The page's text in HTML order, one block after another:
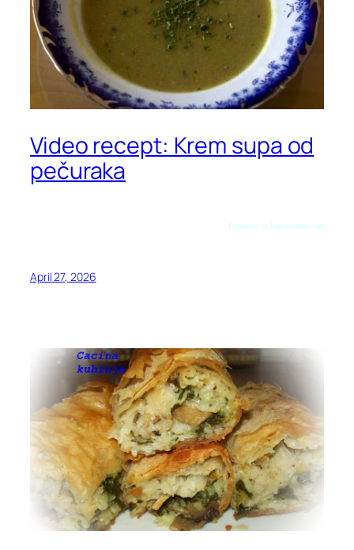
Video recept: Krem supa od
pečuraka
Preuzeto sa kuvajuzivo.net
April 27, 2026